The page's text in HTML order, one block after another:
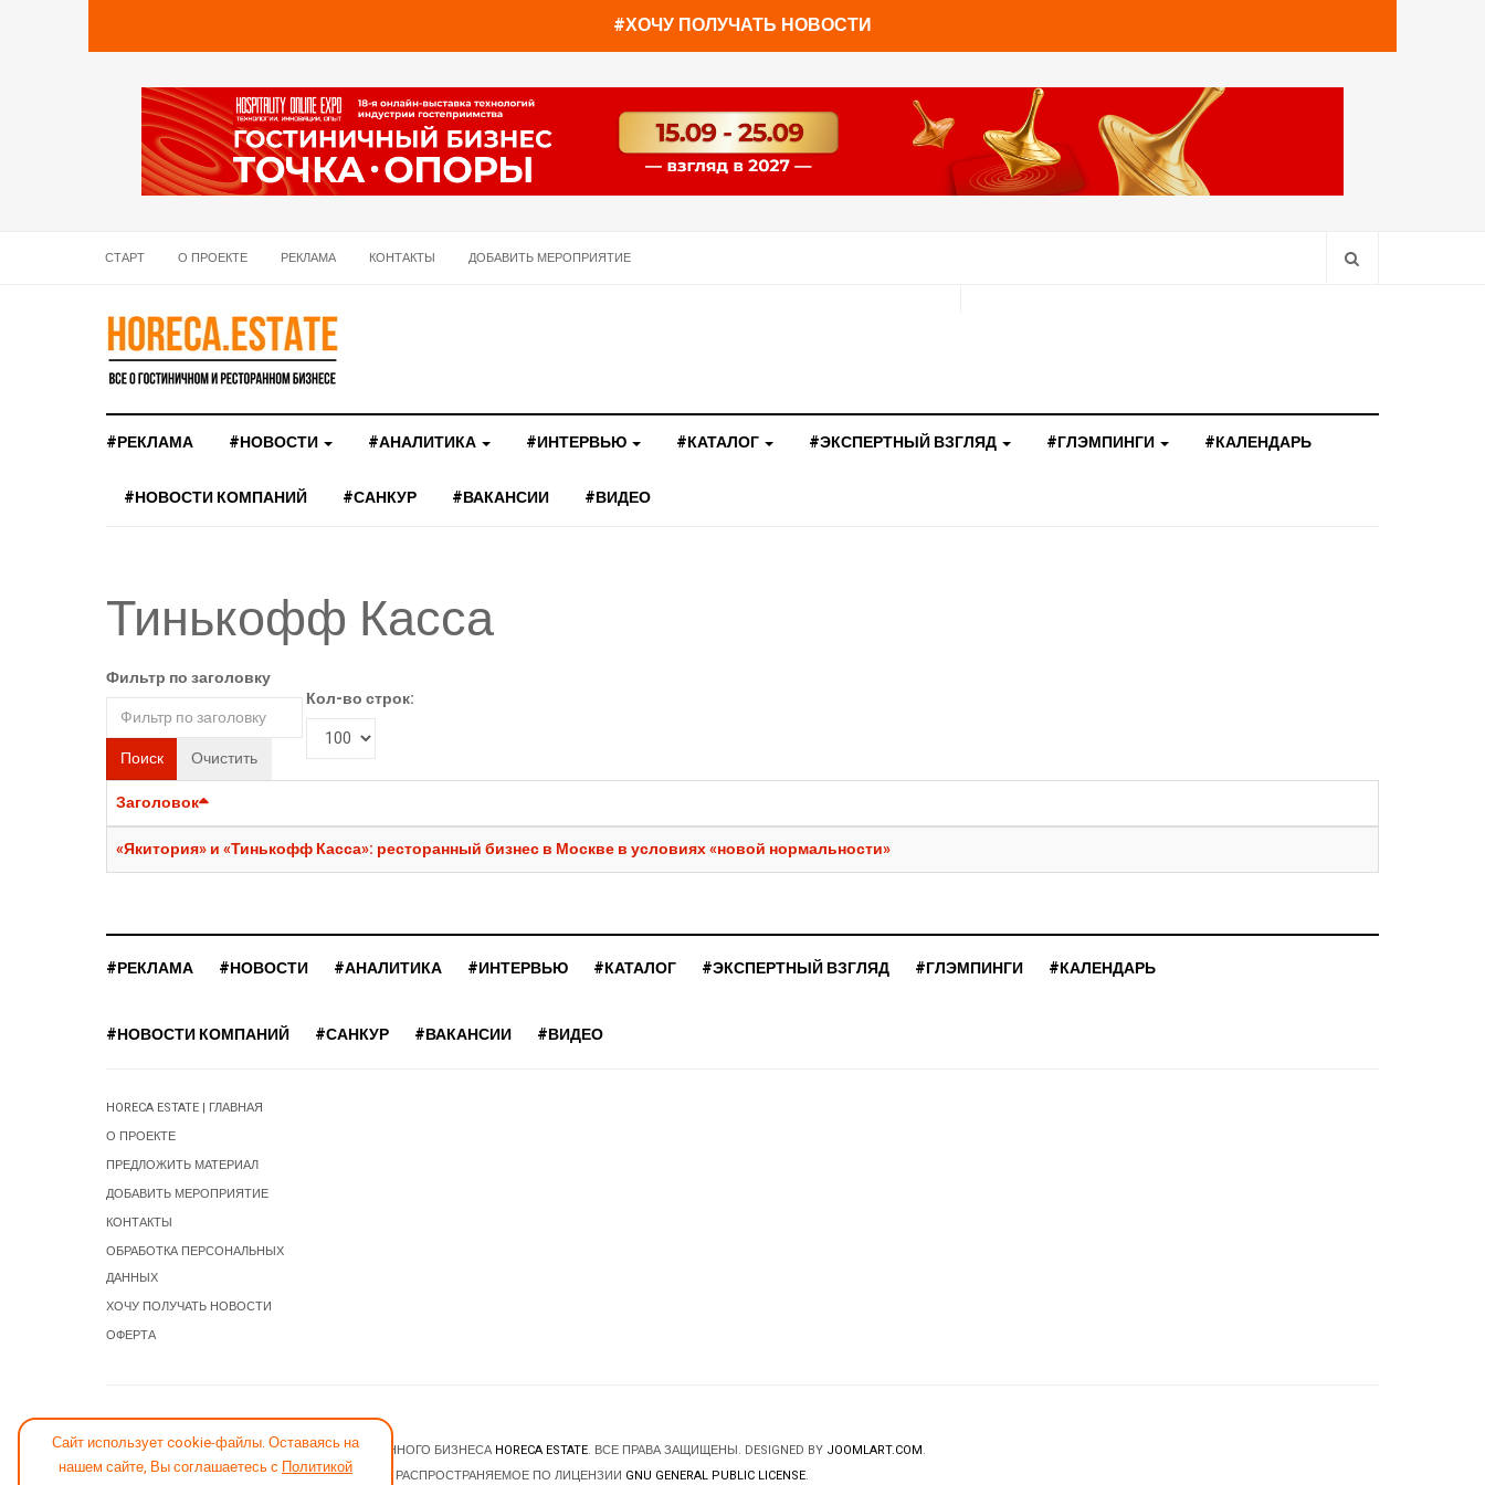
#ХОЧУ ПОЛУЧАТЬ НОВОСТИ
СТАРТ О ПРОЕКТЕ РЕКЛАМА КОНТАКТЫ ДОБАВИТЬ МЕРОПРИЯТИЕ
#РЕКЛАМА #НОВОСТИ #АНАЛИТИКА #ИНТЕРВЬЮ #КАТАЛОГ #ЭКСПЕРТНЫЙ ВЗГЛЯД #ГЛЭМПИНГИ #КАЛЕНДАРЬ
#НОВОСТИ КОМПАНИЙ #САНКУР #ВАКАНСИИ #ВИДЕО
Тинькофф Касса
Фильтр по заголовку
Поиск Очистить
Кол-во строк:
Заголовок
«Якитория» и «Тинькофф Касса»: ресторанный бизнес в Москве в условиях «новой нормальности»
Сайт использует cookie-файлы. Оставаясь на
нашем сайте, Вы соглашаетесь с Политикой
#РЕКЛАМА #НОВОСТИ #АНАЛИТИКА #ИНТЕРВЬЮ #КАТАЛОГ #ЭКСПЕРТНЫЙ ВЗГЛЯД #ГЛЭМПИНГИ #КАЛЕНДАРЬ
#НОВОСТИ КОМПАНИЙ #САНКУР #ВАКАНСИИ #ВИДЕО
HORECA ESTATE | ГЛАВНАЯ
О ПРОЕКТЕ
ПРЕДЛОЖИТЬ МАТЕРИАЛ
ДОБАВИТЬ МЕРОПРИЯТИЕ
КОНТАКТЫ
ОБРАБОТКА ПЕРСОНАЛЬНЫХ
ДАННЫХ
ХОЧУ ПОЛУЧАТЬ НОВОСТИ
ОФЕРТА
© 2026 НОВОСТИ ГОСТИНИЧНОГО И РЕСТОРАННОГО БИЗНЕСА HORECA ESTATE. ВСЕ ПРАВА ЗАЩИЩЕНЫ. DESIGNED BY JOOMLART.COM.
JOOMLA! CMS- ПРОГРАММНОЕ ОБЕСПЕЧЕНИЕ, РАСПРОСТРАНЯЕМОЕ ПО ЛИЦЕНЗИИ GNU GENERAL PUBLIC LICENSE.